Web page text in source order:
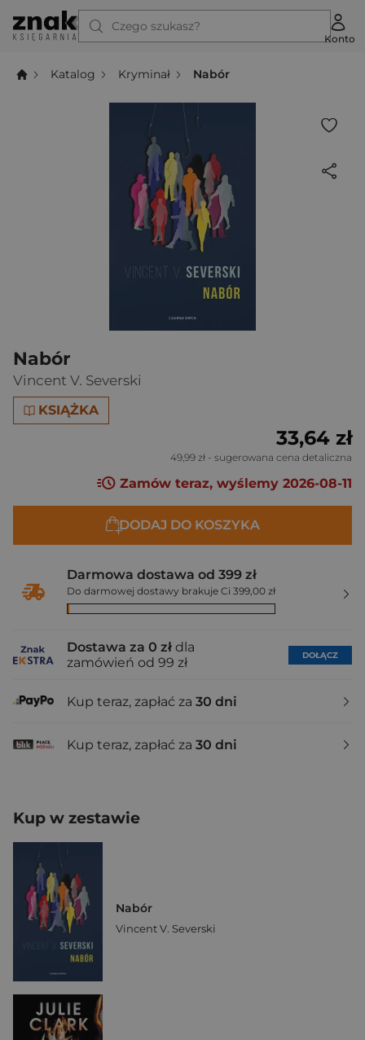
Czego szukasz?
Konto
Katalog Kryminał Nabór
Nabór
Vincent V. Severski
KSIĄŻKA
33,64 zł
49,99 zł - sugerowana cena detaliczna
Zamów teraz, wyślemy 2026-08-11
DODAJ DO KOSZYKA
Darmowa dostawa od 399 zł
Do darmowej dostawy brakuje Ci 399,00 zł
Dostawa za 0 zł dla
zamówień od 99 zł
DOŁĄCZ
Kup teraz, zapłać za 30 dni
Kup teraz, zapłać za 30 dni
Kup w zestawie
Nabór
Vincent V. Severski